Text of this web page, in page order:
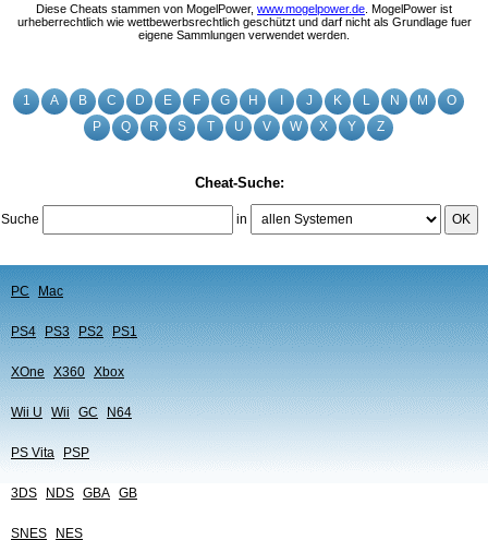
1 A B C D E F G H J K L N M
O
P
Q R S T U V W X Y Z
Cheat-Suche:
Suche in OK
PC Mac
PS4 PS3 PS2 PS1
XOne X360 Xbox
Wii U Wii GC N64
PS Vita PSP
3DS NDS GBA GB
SNES NES
Diese Cheats stammen von MogelPower, www.mogelpower.de . MogelPower ist
urheberrechtlich wie wettbewerbsrechtlich geschützt und darf nicht als Grundlage fuer
eigene Sammlungen verwendet werden.